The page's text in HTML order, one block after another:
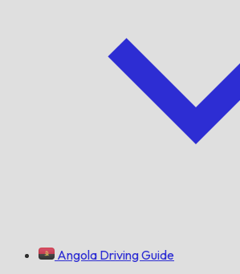
Angola Driving Guide